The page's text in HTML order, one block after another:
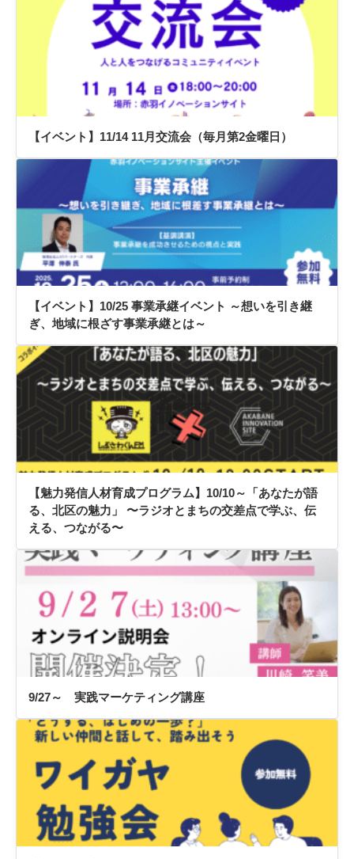
【イベント】11/14 11月交流会（毎月第2金曜日）
【イベント】10/25 事業承継イベント ～想いを引き継
ぎ、地域に根ざす事業承継とは～
【魅力発信人材育成プログラム】10/10～「あなたが語
る、北区の魅力」 〜ラジオとまちの交差点で学ぶ、伝
える、つながる〜
9/27～ 実践マーケティング講座